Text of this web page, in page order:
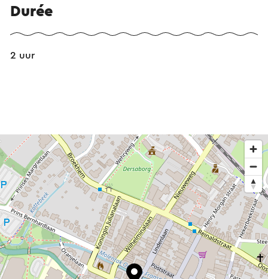
Durée
2 uur